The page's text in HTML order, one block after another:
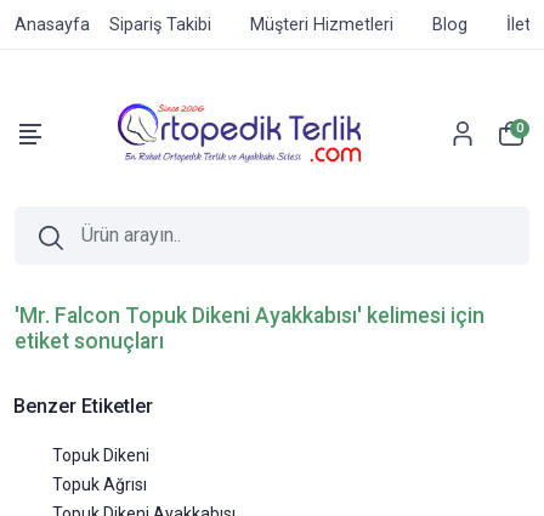
Anasayfa Sipariş Takibi Müşteri Hizmetleri Blog
0
'Mr. Falcon Topuk Dikeni Ayakkabısı' kelimesi için
etiket sonuçları
Benzer Etiketler
Topuk Dikeni
Topuk Ağrısı